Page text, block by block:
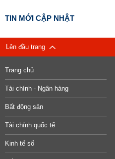
TIN MỚI CẬP NHẬT
Lên đầu trang
Trang chủ
Tài chính - Ngân hàng
Bất động sản
Tài chính quốc tế
Kinh tế số